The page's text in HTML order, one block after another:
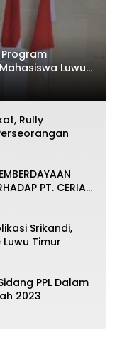
Luwu
Nyata bagi
Rully
PT. CERIA
Srikandi,
Timur
PPL Dalam
2023